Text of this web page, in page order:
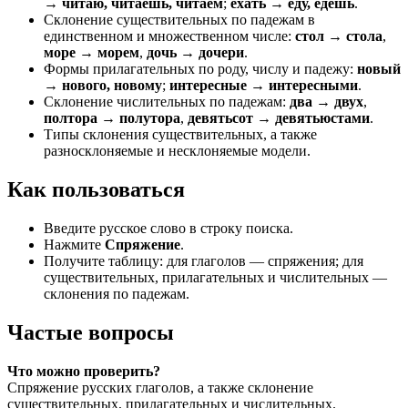
→ читаю, читаешь, читаем; ехать → еду, едешь.
Склонение существительных по падежам в
единственном и множественном числе: стол → стола,
море → морем, дочь → дочери.
Формы прилагательных по роду, числу и падежу: новый
→ нового, новому; интересные → интересными.
Склонение числительных по падежам: два → двух,
полтора → полутора, девятьсот → девятьюстами.
Типы склонения существительных, а также
разносклоняемые и несклоняемые модели.
Как пользоваться
Введите русское слово в строку поиска.
Нажмите Спряжение.
Получите таблицу: для глаголов — спряжения; для
существительных, прилагательных и числительных —
склонения по падежам.
Частые вопросы
Что можно проверить?
Спряжение русских глаголов, а также склонение
существительных, прилагательных и числительных.